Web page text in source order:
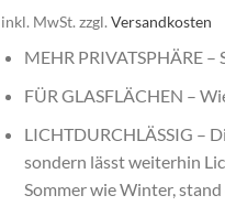
inkl. MwSt. zzgl.Versandkosten
MEHR PRIVATSPHÄRE
FÜR GLASFLÄCHEN –
LICHTDURCHLÄSSIG –
sondern lässt weiterhin
Sommer wie Winter, stand